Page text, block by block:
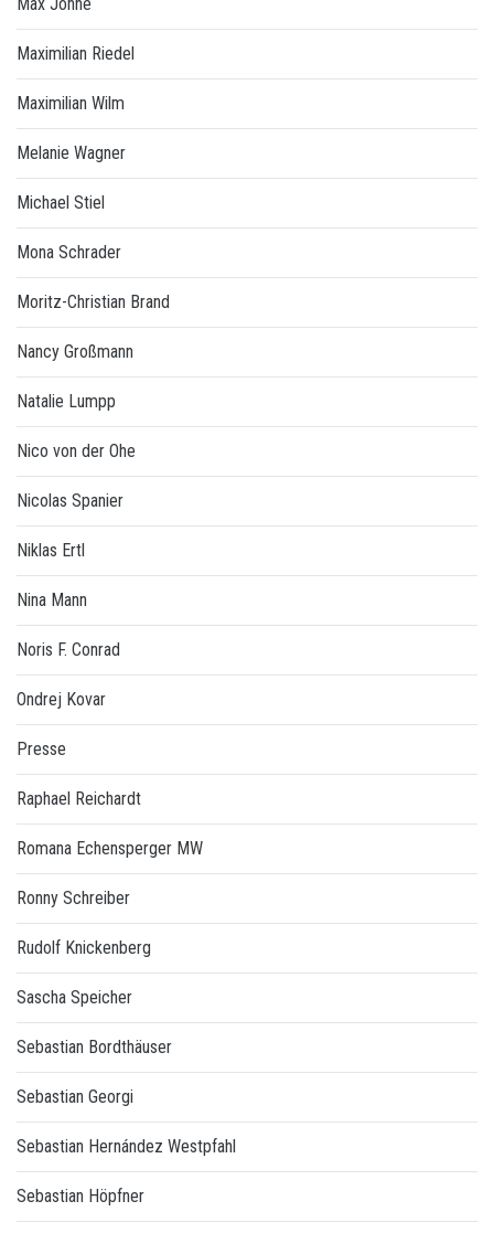
Maximilian Riedel
Maximilian Wilm
Melanie Wagner
Michael Stiel
Mona Schrader
Moritz-Christian Brand
Nancy Großmann
Natalie Lumpp
Nico von der Ohe
Nicolas Spanier
Niklas Ertl
Nina Mann
Noris F. Conrad
Ondrej Kovar
Presse
Raphael Reichardt
Romana Echensperger MW
Ronny Schreiber
Rudolf Knickenberg
Sascha Speicher
Sebastian Bordthäuser
Sebastian Georgi
Sebastian Hernández Westpfahl
Sebastian Höpfner